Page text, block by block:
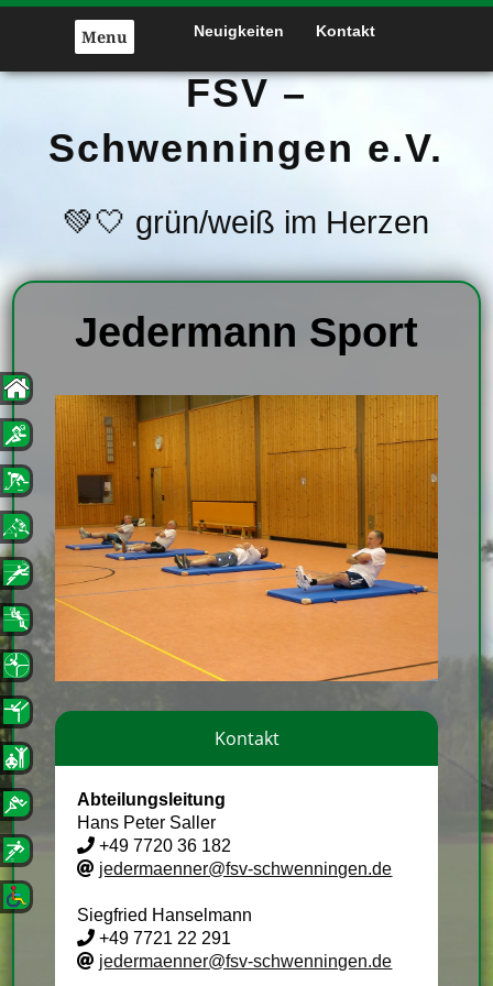
Skip
content
Menu Neuigkeiten Kontakt
FSV –
Schwenningen e.V.
💚🤍 grün/weiß im Herzen
Jedermann Sport
Kontakt
Abteilungsleitung
Hans Peter Saller
+49 7720 36 182
jedermaenner@fsv-schwenningen.de
Siegfried Hanselmann
+49 7721 22 291
jedermaenner@fsv-schwenningen.de